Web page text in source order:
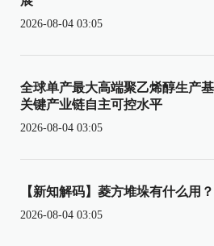
2026-08-04 03:05
全球单产最大高端聚乙烯醇生产
关键产业链自主可控水平
2026-08-04 03:05
【新知解码】菱方堆垛有什么用？
2026-08-04 03:05